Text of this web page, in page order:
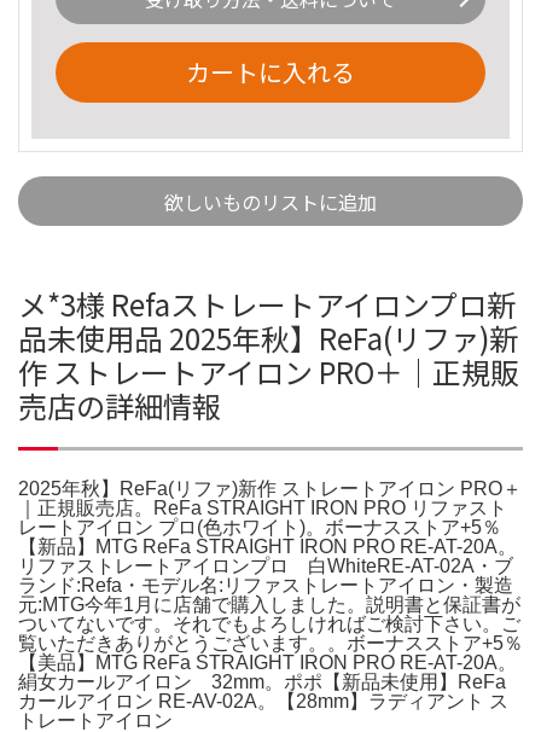
カートに入れる
欲しいものリストに追加
メ*3様 Refaストレートアイロンプロ新
品未使用品 2025年秋】ReFa(リファ)新
作 ストレートアイロン PRO＋｜正規販
売店の詳細情報
2025年秋】ReFa(リファ)新作 ストレートアイロン PRO＋
｜正規販売店。ReFa STRAIGHT IRON PRO リファスト
レートアイロン プロ(色ホワイト)。ボーナスストア+5％
【新品】MTG ReFa STRAIGHT IRON PRO RE-AT-20A。
リファストレートアイロンプロ 白WhiteRE-AT-02A・ブ
ランド:Refa・モデル名:リファストレートアイロン・製造
元:MTG今年1月に店舗で購入しました。説明書と保証書が
ついてないです。それでもよろしければご検討下さい。ご
覧いただきありがとうございます。。ボーナスストア+5％
【美品】MTG ReFa STRAIGHT IRON PRO RE-AT-20A。
絹女カールアイロン 32mm。ポポ【新品未使用】ReFa
カールアイロン RE-AV-02A。【28mm】ラディアント ス
トレートアイロン